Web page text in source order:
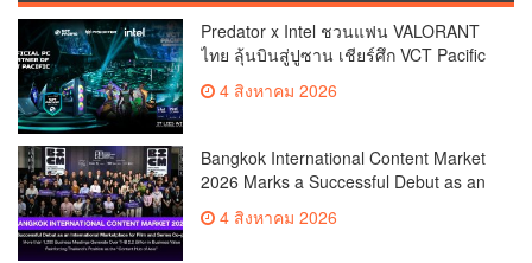
Predator x Intel ชวนแฟน VALORANT
ไทย ลุ้นบินสู่ปูซาน เชียร์ศึก VCT Pacific
x Intel ชวนแฟน VALORANT ไทย ลุ้นบิน
สุดพิเศษตลอดทัวร์นาเมนต์
4 สิงหาคม 2026
Bangkok International Content Market
2026 Marks a Successful Debut as an
International Marketplace for Film and
Series Co-productionMore than 1,200
4 สิงหาคม 2026